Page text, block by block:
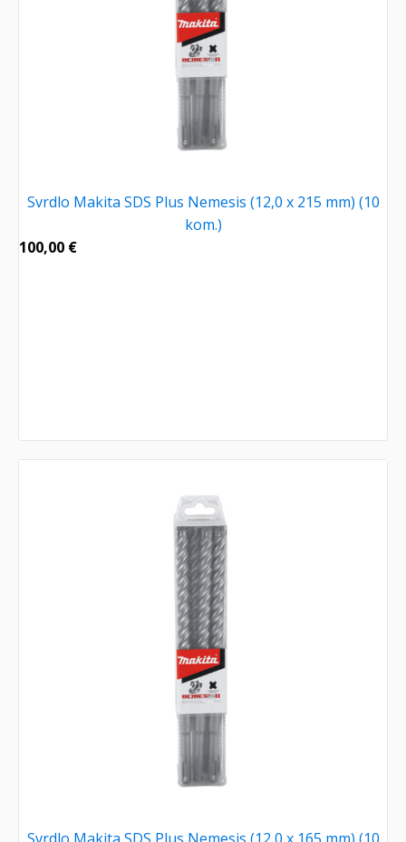
Svrdlo Makita SDS Plus Nemesis (12,0 x 215 mm) (10
kom.)
100,00 €